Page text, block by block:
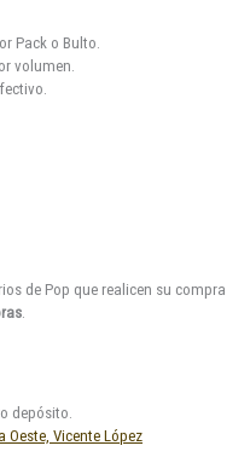
Pack o Bulto.
volumen.
de Pop que realicen su compra
.
depósito.
Oeste, Vicente López